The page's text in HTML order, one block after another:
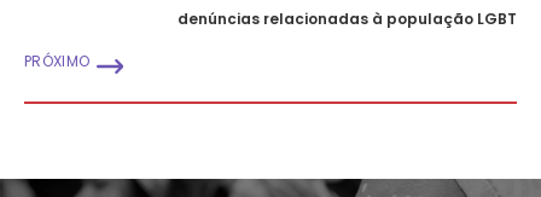
denúncias relacionadas à população LGBT
PRÓXIMO